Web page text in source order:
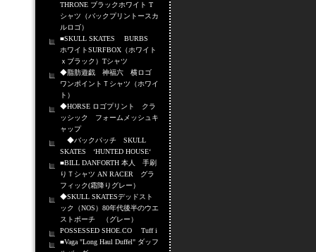
THRONE ブラックホワイト T
シャツ（バックプリントースカ
ルロゴ）
■SKULL SKATES BURBS
ホワイトSURFBOX（ホワイト
ｘブラック）Tシャツ
◆脂肪遊戯 神福六 横ロゴ
ワンポイントＴシャツ（ホワイ
ト）
◆HORSE ロゴプリント クラ
ッシック フォームメッシュキ
ャップ
◆バックパッチ SKULL
SKATES ‘HUNTED HOUSE‘
■BILL DANFORTH 本人 手刷
りＴシャツ AN RACER グラ
フィック(霜降りグレー）
◆SKULL SKATESデッドスト
ック（NOS）80年代後半のウエ
ストポーチ （グレー）
POSSESSED SHOE.CO Tuff i
■Vaga "Long Haul Duffel" ダッフ